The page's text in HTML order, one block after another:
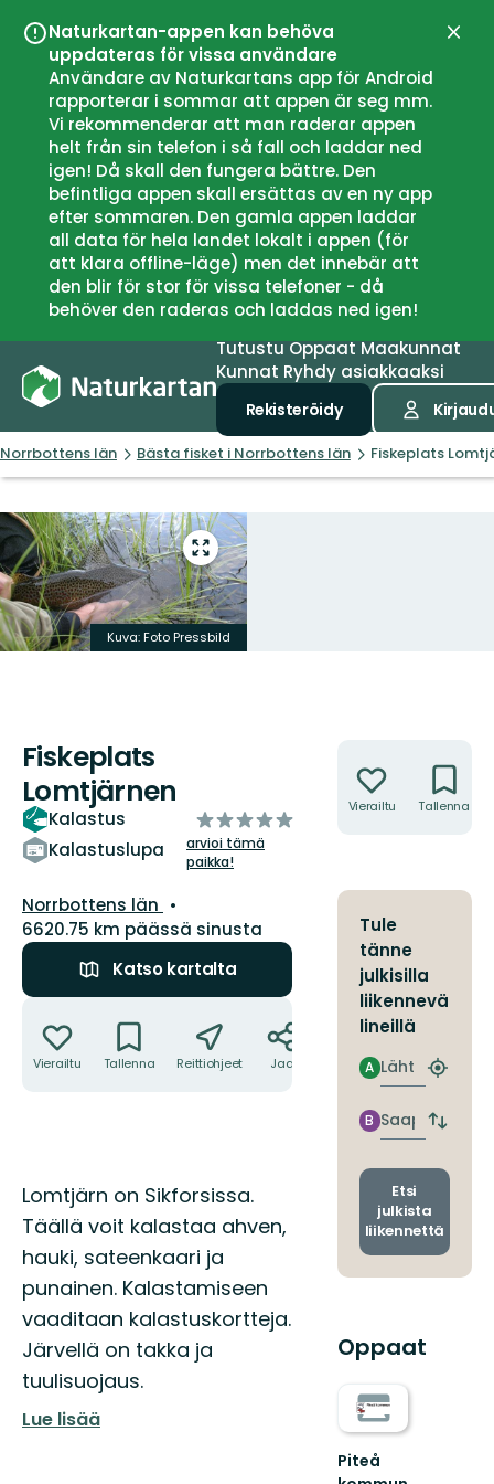
Naturkartan-appen kan behöva
uppdateras för vissa användare
Användare av Naturkartans app för Android
rapporterar i sommar att appen är seg mm.
Vi rekommenderar att man raderar appen
helt från sin telefon i så fall och laddar ned
igen! Då skall den fungera bättre. Den
befintliga appen skall ersättas av en ny app
efter sommaren. Den gamla appen laddar
all data för hela landet lokalt i appen (för
att klara offline-läge) men det innebär att
den blir för stor för vissa telefoner - då
behöver den raderas och laddas ned igen!
Sulje
TutustuOppaatMaakunnat
Kunnat Ryhdy asiakkaaksi
Rekisteröidy
Norrbottens län Bästa fisket i Norrbottens län Fiskeplats
Siirry
koko
näytön
alueelle
Kuva: Foto Pressbild
Fiskeplats
Lomtjärnen
Kalastus
Kalastuslupa
/5
tähteä
arvioi tämä
paikka!
Kunta:
Norrbottens län
6620.75 km päässä sinusta
Katso kartalta
Vierailtu Tallenna Reittiohjeet Jaa
Kuvaus
Lomtjärn on Sikforsissa.
Täällä voit kalastaa ahven,
hauki, sateenkaari ja
punainen. Kalastamiseen
vaaditaan kalastuskortteja.
Järvellä on takka ja
tuulisuojaus.
Lue lisää
Vierailtu Tallenna
Tule
tänne
julkisilla
liikennevä
lineillä
Lähtö
A
Etsi
pysäkki
Saapuminen
B
Vaihda
ja
Etsi
julkista
liikennettä
Oppaat
Piteå